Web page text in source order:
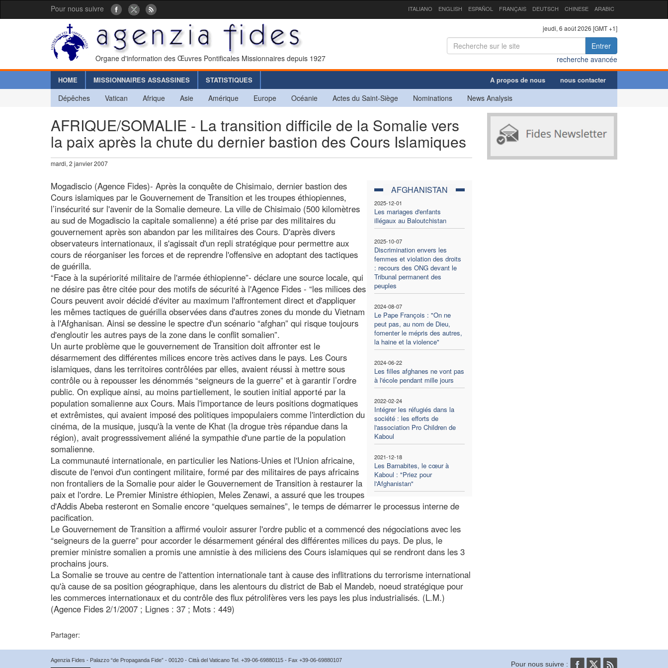
Pour nous suivre ITALIANO ENGLISH ESPAÑOL FRANÇAIS DEUTSCH CHINESE ARABIC
Organe d'information des Œuvres Pontificales Missionnaires depuis 1927
jeudi, 6 août 2026 [GMT +1]
Entrer
recherche avancée
HOME MISSIONNAIRES ASSASSINES STATISTIQUES A propos de nous nous contacter
Dépêches Vatican Afrique Asie Amérique Europe Océanie Actes du Saint-Siège Nominations News Analysis
AFRIQUE/SOMALIE - La transition difficile de la Somalie vers
la paix après la chute du dernier bastion des Cours Islamiques
mardi, 2 janvier 2007
AFGHANISTAN
2025-12-01
Les mariages d'enfants
illégaux au Baloutchistan
2025-10-07
Discrimination envers les
femmes et violation des droits
: recours des ONG devant le
Tribunal permanent des
peuples
2024-08-07
Le Pape François : "On ne
peut pas, au nom de Dieu,
fomenter le mépris des autres,
la haine et la violence"
2024-06-22
Les filles afghanes ne vont pas
à l'école pendant mille jours
2022-02-24
Intégrer les réfugiés dans la
société : les efforts de
l'association Pro Children de
Kaboul
2021-12-18
Les Barnabites, le cœur à
Kaboul : "Priez pour
l'Afghanistan"
Mogadiscio (Agence Fides)- Après la conquête de Chisimaio, dernier bastion des
Cours islamiques par le Gouvernement de Transition et les troupes éthiopiennes,
l’insécurité sur l'avenir de la Somalie demeure. La ville de Chisimaio (500 kilomètres
au sud de Mogadiscio la capitale somalienne) a été prise par des militaires du
gouvernement après son abandon par les militaires des Cours. D'après divers
observateurs internationaux, il s'agissait d'un repli stratégique pour permettre aux
cours de réorganiser les forces et de reprendre l'offensive en adoptant des tactiques
de guérilla.
“Face à la supériorité militaire de l'armée éthiopienne”- déclare une source locale, qui
ne désire pas être citée pour des motifs de sécurité à l'Agence Fides - “les milices des
Cours peuvent avoir décidé d'éviter au maximum l'affrontement direct et d'appliquer
les mêmes tactiques de guérilla observées dans d'autres zones du monde du Vietnam
à l'Afghanisan. Ainsi se dessine le spectre d'un scénario “afghan” qui risque toujours
d'engloutir les autres pays de la zone dans le conflit somalien”.
Un aurte problème que le gouvernement de Transition doit affronter est le
désarmement des différentes milices encore très actives dans le pays. Les Cours
islamiques, dans les territoires contrôlées par elles, avaient réussi à mettre sous
contrôle ou à repousser les dénommés “seigneurs de la guerre” et à garantir l’ordre
public. On explique ainsi, au moins partiellement, le soutien initial apporté par la
population somalienne aux Cours. Mais l'importance de leurs positions dogmatiques
et extrêmistes, qui avaient imposé des politiques impopulaiers comme l'interdiction du
cinéma, de la musique, jusqu'à la vente de Khat (la drogue très répandue dans la
région), avait progresssivement aliéné la sympathie d'une partie de la population
somalienne.
La communauté internationale, en particulier les Nations-Unies et l'Union africaine,
discute de l'envoi d'un contingent militaire, formé par des militaires de pays africains
non frontaliers de la Somalie pour aider le Gouvernement de Transition à restaurer la
paix et l'ordre. Le Premier Ministre éthiopien, Meles Zenawi, a assuré que les troupes
d'Addis Abeba resteront en Somalie encore “quelques semaines”, le temps de démarrer le processus interne de
pacification.
Le Gouvernement de Transition a affirmé vouloir assurer l'ordre public et a commencé des négociations avec les
“seigneurs de la guerre” pour accorder le désarmement général des différentes milices du pays. De plus, le
premier ministre somalien a promis une amnistie à des miliciens des Cours islamiques qui se rendront dans les 3
prochains jours.
La Somalie se trouve au centre de l'attention internationale tant à cause des inflitrations du terrorisme international
qu'à cause de sa position géographique, dans les alentours du district de Bab el Mandeb, noeud stratégique pour
les commerces internationaux et du contrôle des flux pétrolifères vers les pays les plus industrialisés. (L.M.)
(Agence Fides 2/1/2007 ; Lignes : 37 ; Mots : 449)
Partager:
Agenzia Fides - Palazzo “de Propaganda Fide” - 00120 - Città del Vaticano Tel. +39-06-69880115 - Fax +39-06-69880107
Pour nous suivre :